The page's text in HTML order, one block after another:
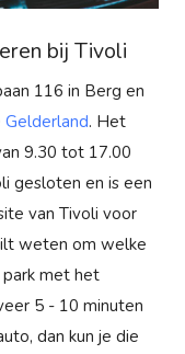
bij Tivoli
116 in Berg en
Gelderland. Het
9.30 tot 17.00
gesloten en is een
van Tivoli voor
weten om welke
park met het
5 - 10 minuten
dan kun je die